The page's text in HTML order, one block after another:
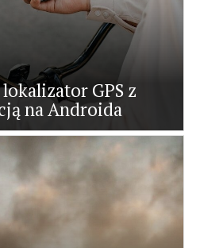
GPS z
na Androida